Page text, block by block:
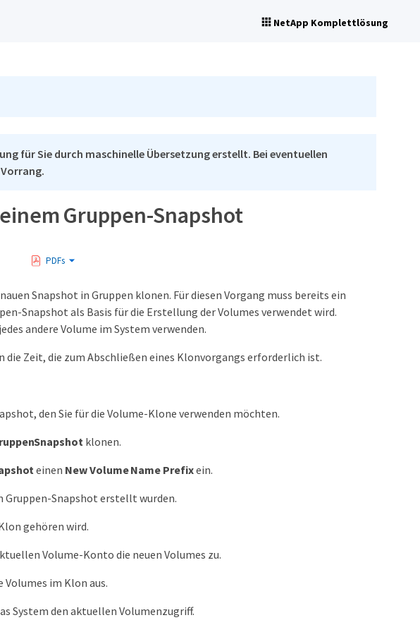
NetApp Komplettlösung
für Sie durch maschinelle Übersetzung erstellt. Bei eventuellen
Gruppen-Snapshot
PDFs
Snapshot in Gruppen klonen. Für diesen Vorgang muss bereits ein
Snapshot als Basis für die Erstellung der Volumes verwendet wird.
andere Volume im System verwenden.
Zeit, die zum Abschließen eines Klonvorgangs erforderlich ist.
den Sie für die Volume-Klone verwenden möchten.
klonen.
einen New Volume Name Prefixein.
Gruppen-Snapshot erstellt wurden.
gehören wird.
Volume-Konto die neuen Volumes zu.
Volumes im Klon aus.
System den aktuellen Volumenzugriff.